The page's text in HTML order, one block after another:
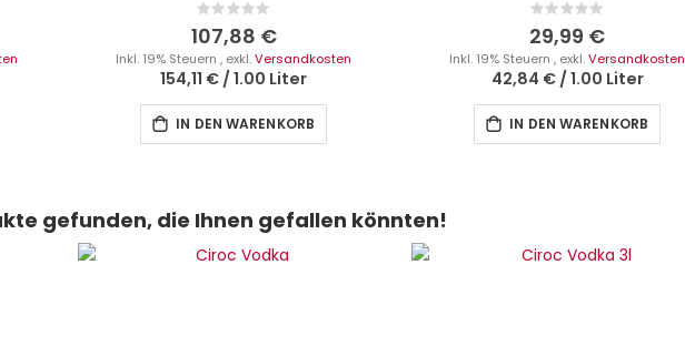
Rating:
0%
107,88 €
Inkl. 19% Steuern , exkl.Versandkosten
154,11 € /1.00 Liter
IN DEN WARENKORB
Rating:
0%
29,99 €
Inkl. 19% Steuern , exkl.Versandkosten
42,84 €/1.00 Liter
IN DEN WARENKORB
gefunden, die Ihnen gefallen könnten!